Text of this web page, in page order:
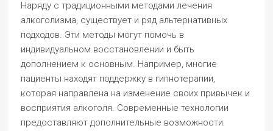
Наряду с традиционными методами лечения
алкоголизма, существует и ряд альтернативных
подходов. Эти методы могут помочь в
индивидуальном восстановлении и быть
дополнением к основным. Например, многие
пациенты находят поддержку в гипнотерапии,
которая направлена на изменение своих привычек и
восприятия алкоголя. Современные технологии
предоставляют дополнительные возможности: